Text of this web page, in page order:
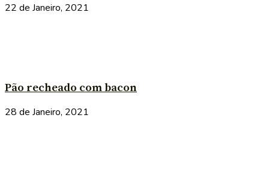
22 de Janeiro, 2021
Pão recheado com bacon
28 de Janeiro, 2021